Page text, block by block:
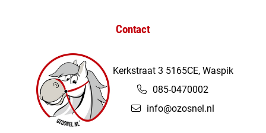
Contact
Kerkstraat 3 5165CE, Waspik
085-0470002
info@ozosnel.nl